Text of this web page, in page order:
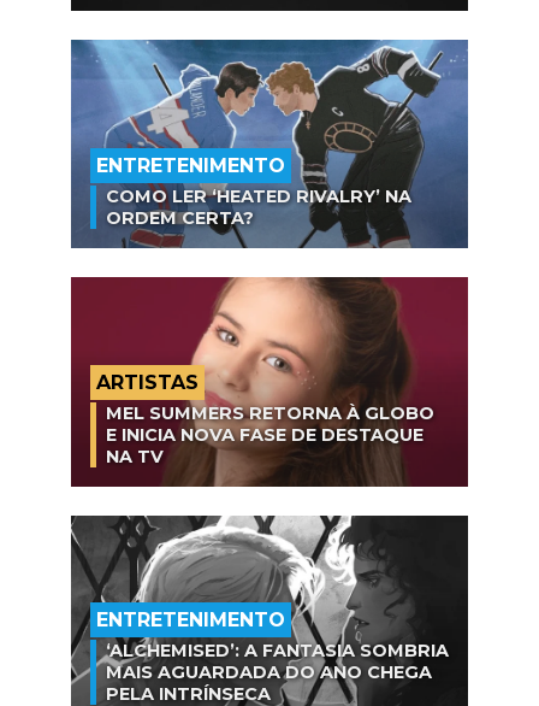
ENTRETENIMENTO
COMO LER ‘HEATED RIVALRY’ NA
ORDEM CERTA?
ARTISTAS
MEL SUMMERS RETORNA À GLOBO
E INICIA NOVA FASE DE DESTAQUE
NA TV
ENTRETENIMENTO
‘ALCHEMISED’: A FANTASIA SOMBRIA
MAIS AGUARDADA DO ANO CHEGA
PELA INTRÍNSECA